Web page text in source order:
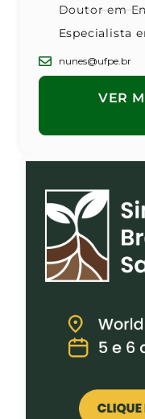
Doutor em
Especialista
nunes@ufpe.br
VER